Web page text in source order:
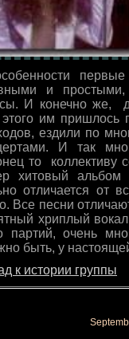
и
И конечно же,
им пришлось
ездили по
И так
то коллективу
хитовый
отличается от
Все песни
хриплый
партий, очень
быть, у
к истории группы